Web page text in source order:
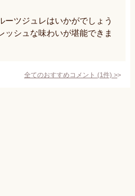
ーツジュレはいかがでしょう
ッシュな味わいが堪能できま
全てのおすすめコメント (1件) >